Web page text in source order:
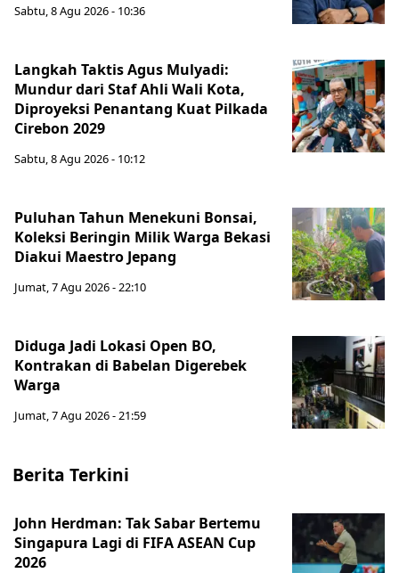
Sabtu, 8 Agu 2026 - 10:36
Langkah Taktis Agus Mulyadi:
Mundur dari Staf Ahli Wali Kota,
Diproyeksi Penantang Kuat Pilkada
Cirebon 2029
Sabtu, 8 Agu 2026 - 10:12
Puluhan Tahun Menekuni Bonsai,
Koleksi Beringin Milik Warga Bekasi
Diakui Maestro Jepang
Jumat, 7 Agu 2026 - 22:10
Diduga Jadi Lokasi Open BO,
Kontrakan di Babelan Digerebek
Warga
Jumat, 7 Agu 2026 - 21:59
Berita Terkini
John Herdman: Tak Sabar Bertemu
Singapura Lagi di FIFA ASEAN Cup
2026